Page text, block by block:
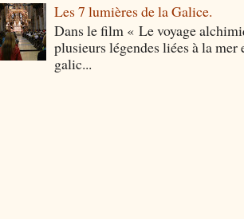
Les 7 lumières de la Galice.
Dans le film « Le voyage
plusieurs légendes liées à la mer
galic...